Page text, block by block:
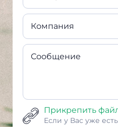
Компания
Сообщение
Прикрепить
Если у Вас уже